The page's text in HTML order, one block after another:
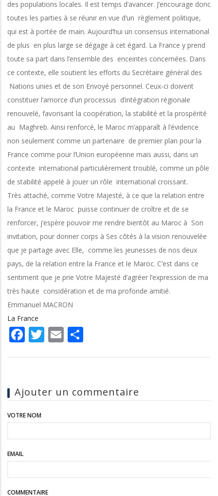
des populations locales. Il est temps d’avancer. J’encourage donc
toutes les parties à se réunir en vue d’un règlement politique,
qui est à portée de main. Aujourd’hui un consensus international
de plus en plus large se dégage à cet égard. La France y prend
toute sa part dans l’ensemble des enceintes concernées. Dans
ce contexte, elle soutient les efforts du Secrétaire général des
Nations unies et de son Envoyé personnel. Ceux-ci doivent
constituer l’amorce d’un processus d’intégration régionale
renouvelé, favorisant la coopération, la stabilité et la prospérité
au Maghreb. Ainsi renforcé, le Maroc m’apparaît à l’évidence
non seulement comme un partenaire de premier plan pour la
France comme pour l’Union européenne mais aussi, dans un
contexte international particulièrement troublé, comme un pôle
de stabilité appelé à jouer un rôle international croissant.
Très attaché, comme Votre Majesté, à ce que la relation entre
la France et le Maroc puisse continuer de croître et de se
renforcer, j’espère pouvoir me rendre bientôt au Maroc à Son
invitation, pour donner corps à Ses côtés à la vision renouvelée
que je partage avec Elle, comme les jeunesses de nos deux
pays, de la relation entre la France et le Maroc. C’est dans ce
sentiment que je prie Votre Majesté d’agréer l’expression de ma
très haute considération et de ma profonde amitié.
Emmanuel MACRON
La France
Facebook
Twitter
Email
Ajouter un commentaire
VOTRE NOM
EMAIL
COMMENTAIRE